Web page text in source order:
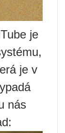
je
je v
nás